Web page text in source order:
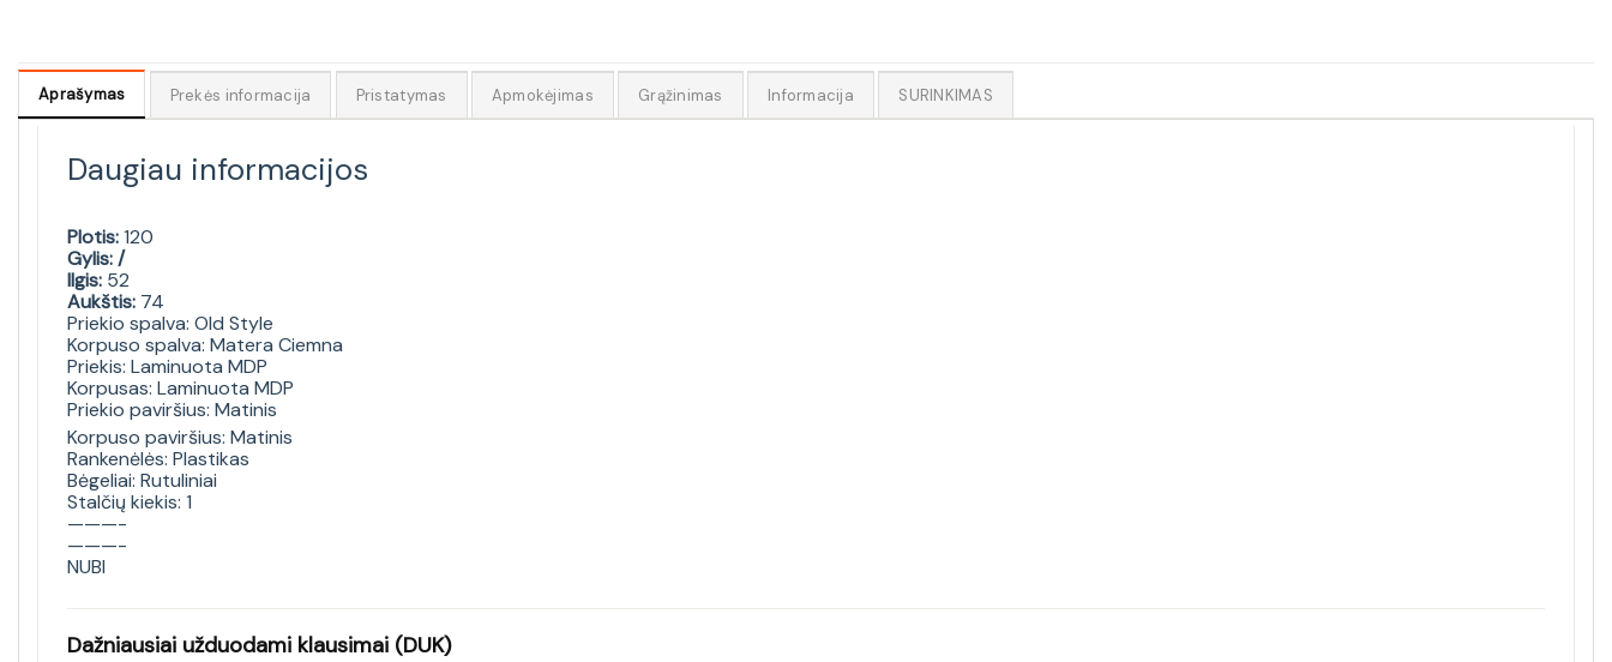
Aprašymas Prekės informacija Pristatymas Apmokėjimas Grąžinimas Informacija SURINKIMAS
Daugiau informacijos
Plotis:120
Gylis: /
Ilgis: 52
Aukštis: 74
Priekio spalva: Old Style
Korpuso spalva: Matera Ciemna
Priekis: Laminuota MDP
Korpusas: Laminuota MDP
Priekio paviršius: Matinis
Korpuso paviršius: Matinis
Rankenėlės: Plastikas
Bėgeliai: Rutuliniai
Stalčių kiekis: 1
———-
———-
NUBI
Dažniausiai užduodami klausimai (DUK)